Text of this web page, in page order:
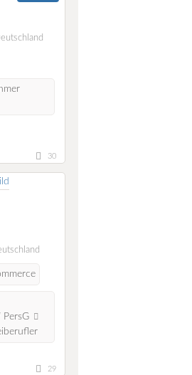
30
29